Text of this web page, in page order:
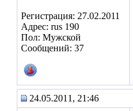
Регистрация: 27.02.2011
Адрес: rus 190
Пол: Мужской
Сообщений: 37
24.05.2011, 21:46